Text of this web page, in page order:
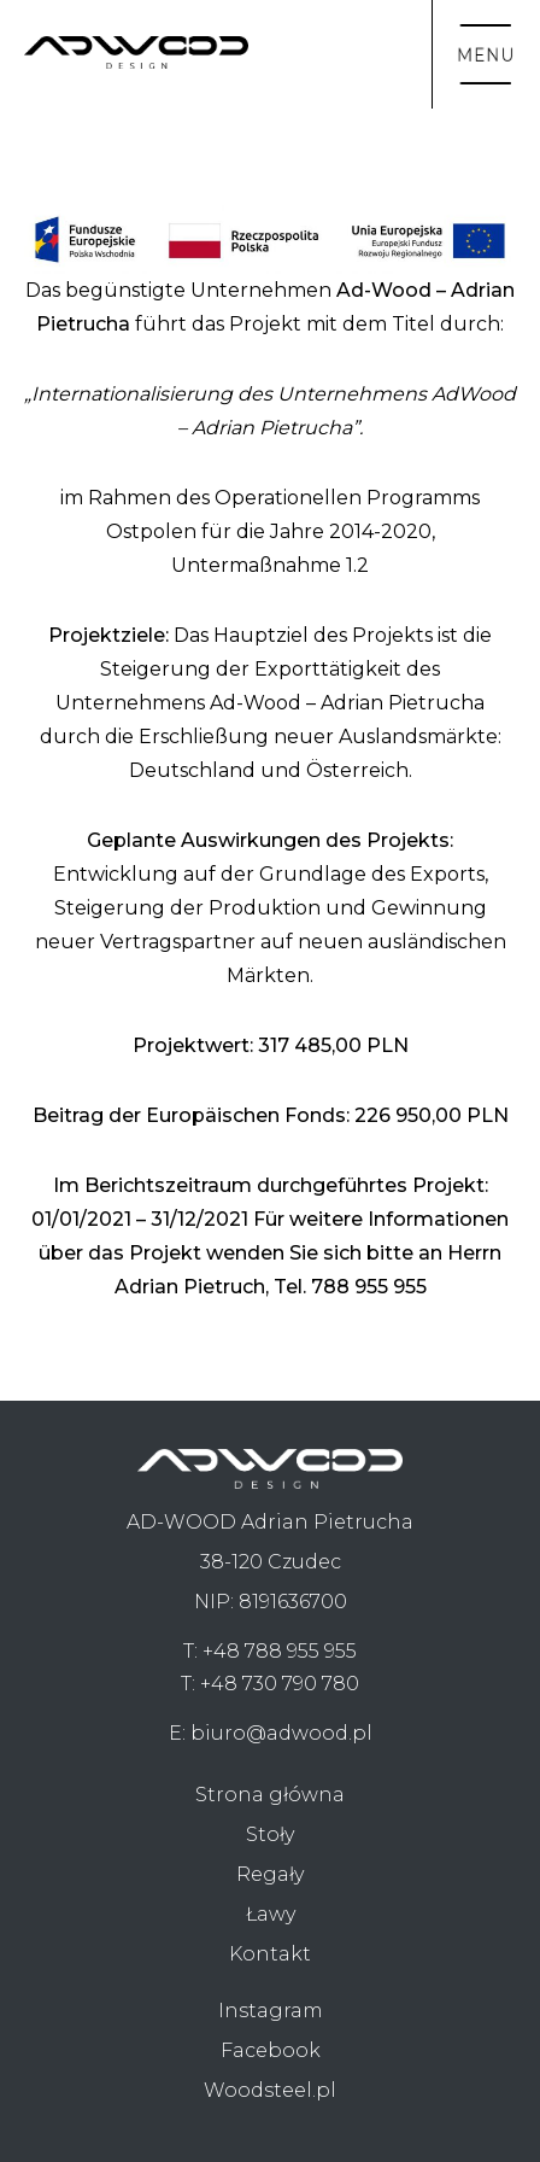
Das begünstigte Unternehmen Ad-Wood – Adrian
Pietrucha führt das Projekt mit dem Titel durch:
„Internationalisierung des Unternehmens AdWood
– Adrian Pietrucha”.
im Rahmen des Operationellen Programms
Ostpolen für die Jahre 2014-2020,
Untermaßnahme 1.2
Projektziele: Das Hauptziel des Projekts ist die
Steigerung der Exporttätigkeit des
Unternehmens Ad-Wood – Adrian Pietrucha
durch die Erschließung neuer Auslandsmärkte:
Deutschland und Österreich.
Geplante Auswirkungen des Projekts:
Entwicklung auf der Grundlage des Exports,
Steigerung der Produktion und Gewinnung
neuer Vertragspartner auf neuen ausländischen
Märkten.
Projektwert: 317 485,00 PLN
Beitrag der Europäischen Fonds: 226 950,00 PLN
Im Berichtszeitraum durchgeführtes Projekt:
01/01/2021 – 31/12/2021 Für weitere Informationen
über das Projekt wenden Sie sich bitte an Herrn
Adrian Pietruch, Tel. 788 955 955
AD-WOOD Adrian Pietrucha
38-120 Czudec
NIP: 8191636700
T: +48 788 955 955
T: +48 730 790 780
E: biuro@adwood.pl
Strona główna
Stoły
Regały
Ławy
Kontakt
Instagram
Facebook
Woodsteel.pl